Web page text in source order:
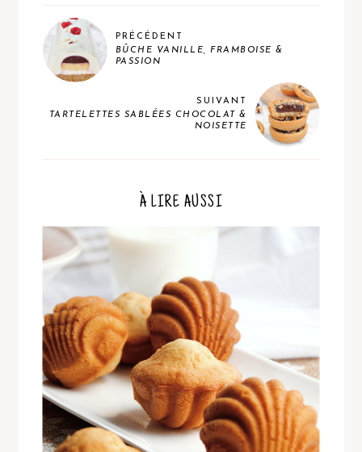
PRÉCÉDENT
BÛCHE VANILLE, FRAMBOISE &
PASSION
SUIVANT
TARTELETTES SABLÉES CHOCOLAT &
NOISETTE
À LIRE AUSSI